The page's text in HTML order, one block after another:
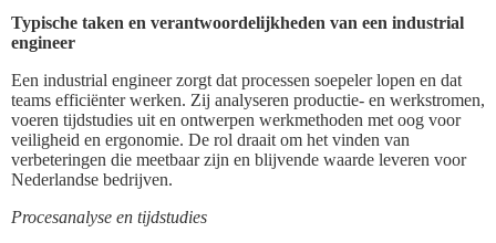
Typische taken en verantwoordelijkheden van een industrial
engineer
Een industrial engineer zorgt dat processen soepeler lopen en dat
teams efficiënter werken. Zij analyseren productie- en werkstromen,
voeren tijdstudies uit en ontwerpen werkmethoden met oog voor
veiligheid en ergonomie. De rol draait om het vinden van
verbeteringen die meetbaar zijn en blijvende waarde leveren voor
Nederlandse bedrijven.
Procesanalyse en tijdstudies